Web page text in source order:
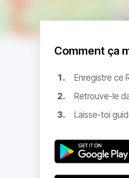
Comment ça
Enregistre ce
Retrouve-le
Laisse-toi